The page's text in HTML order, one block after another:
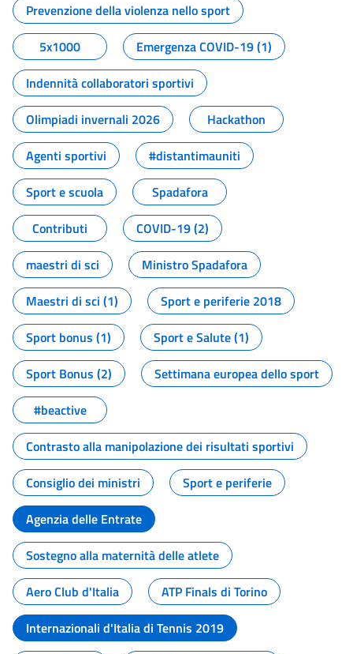
Tutti i contenuti della pagina
Prevenzione della violenza nello sport
5x1000
Emergenza COVID-19 (1)
Indennità collaboratori sportivi
Olimpiadi invernali 2026
Hackathon
Agenti sportivi
#distantimauniti
Sport e scuola
Spadafora
Contributi
COVID-19 (2)
maestri di sci
Ministro Spadafora
Maestri di sci (1)
Sport e periferie 2018
Sport bonus (1)
Sport e Salute (1)
Sport Bonus (2)
Settimana europea dello sport
#beactive
Contrasto alla manipolazione dei risultati sportivi
Consiglio dei ministri
Sport e periferie
Agenzia delle Entrate
Sostegno alla maternità delle atlete
Aero Club d'Italia
ATP Finals di Torino
Internazionali d'Italia di Tennis 2019